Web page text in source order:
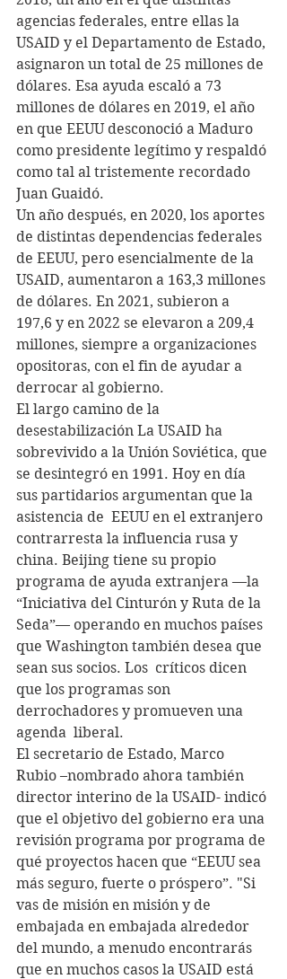
agencias federales, entre ellas la
USAID y el Departamento de Estado,
asignaron un total de 25 millones de
dólares. Esa ayuda escaló a 73
millones de dólares en 2019, el año
en que EEUU desconoció a Maduro
como presidente legítimo y respaldó
como tal al tristemente recordado
Juan Guaidó.
Un año después, en 2020, los aportes
de distintas dependencias federales
de EEUU, pero esencialmente de la
USAID, aumentaron a 163,3 millones
de dólares. En 2021, subieron a
197,6 y en 2022 se elevaron a 209,4
millones, siempre a organizaciones
opositoras, con el fin de ayudar a
derrocar al gobierno.
El largo camino de la
desestabilización La USAID ha
sobrevivido a la Unión Soviética, que
se desintegró en 1991. Hoy en día
sus partidarios argumentan que la
asistencia de  EEUU en el extranjero
contrarresta la influencia rusa y
china. Beijing tiene su propio
programa de ayuda extranjera —la
“Iniciativa del Cinturón y Ruta de la
Seda”— operando en muchos países
que Washington también desea que
sean sus socios. Los  críticos dicen
que los programas son
derrochadores y promueven una
agenda  liberal.
El secretario de Estado, Marco
Rubio –nombrado ahora también
director interino de la USAID- indicó
que el objetivo del gobierno era una
revisión programa por programa de
qué proyectos hacen que “EEUU sea
más seguro, fuerte o próspero”. "Si
vas de misión en misión y de
embajada en embajada alrededor
del mundo, a menudo encontrarás
que en muchos casos la USAID está